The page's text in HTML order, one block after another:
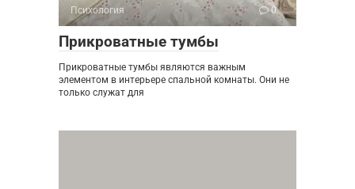
Психология 0
Прикроватные тумбы
Прикроватные тумбы являются важным
элементом в интерьере спальной комнаты. Они не
только служат для